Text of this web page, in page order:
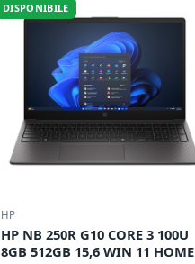
DISPONIBILE
HP
HP NB 250R G10 CORE 3 100U
8GB 512GB 15,6 WIN 11 HOME